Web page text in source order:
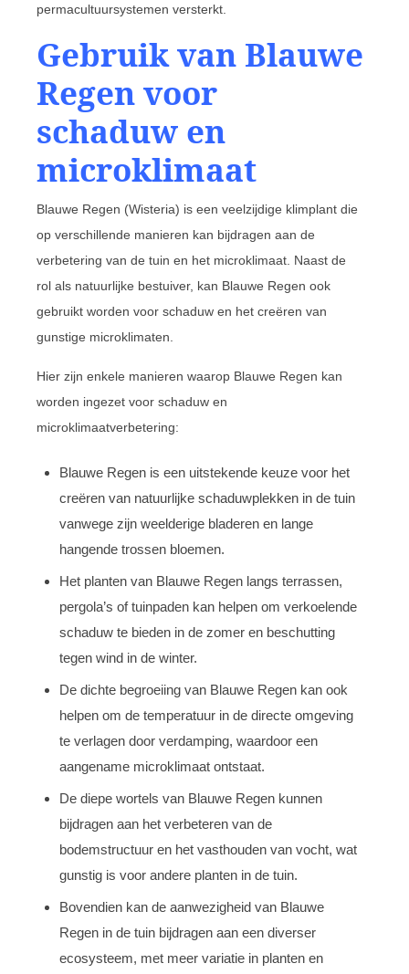
permacultuursystemen versterkt.
Gebruik van Blauwe
Regen voor
schaduw en
microklimaat
Blauwe Regen (Wisteria) is een veelzijdige klimplant die
op verschillende manieren kan bijdragen aan de
verbetering van de tuin en het microklimaat. Naast de
rol als natuurlijke bestuiver, kan Blauwe Regen ook
gebruikt worden voor schaduw en het creëren van
gunstige microklimaten.
Hier zijn enkele manieren waarop Blauwe Regen kan
worden ingezet voor schaduw en
microklimaatverbetering:
Blauwe Regen is een uitstekende keuze voor het
creëren van natuurlijke schaduwplekken in de tuin
vanwege zijn weelderige bladeren en lange
hangende trossen bloemen.
Het planten van Blauwe Regen langs terrassen,
pergola’s of tuinpaden kan helpen om verkoelende
schaduw te bieden in de zomer en beschutting
tegen wind in de winter.
De dichte begroeiing van Blauwe Regen kan ook
helpen om de temperatuur in de directe omgeving
te verlagen door verdamping, waardoor een
aangename microklimaat ontstaat.
De diepe wortels van Blauwe Regen kunnen
bijdragen aan het verbeteren van de
bodemstructuur en het vasthouden van vocht, wat
gunstig is voor andere planten in de tuin.
Bovendien kan de aanwezigheid van Blauwe
Regen in de tuin bijdragen aan een diverser
ecosysteem, met meer variatie in planten en